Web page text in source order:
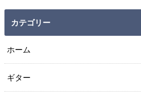
カテゴリー
ホーム
ギター